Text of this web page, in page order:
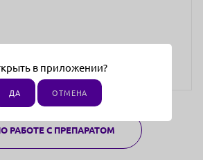
для интернет-магазина и может
магазинах
РАБОТЕ С ПРЕПАРАТОМ
в приложении?
ДА ОТМЕНА